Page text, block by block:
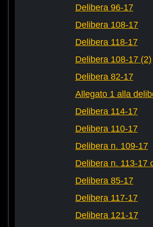
Delibera 96-17
Delibera 108-17
Delibera 118-17
Delibera 108-17 (2)
Delibera 82-17
Allegato 1 alla
Delibera 114-17
Delibera 110-17
Delibera n. 109-17
Delibera n. 113-17
Delibera 85-17
Delibera 117-17
Delibera 121-17